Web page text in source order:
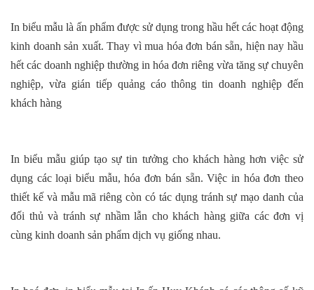
In biểu mẫu là ấn phẩm được sử dụng trong hầu hết các hoạt động
kinh doanh sản xuất. Thay vì mua hóa đơn bán sẵn, hiện nay hầu
hết các doanh nghiệp thường in hóa đơn riêng vừa tăng sự chuyên
nghiệp, vừa gián tiếp quảng cáo thông tin doanh nghiệp đến
khách hàng
In biểu mẫu giúp tạo sự tin tưởng cho khách hàng hơn việc sử
dụng các loại biểu mẫu, hóa đơn bán sẵn. Việc in hóa đơn theo
thiết kế và mẫu mã riêng còn có tác dụng tránh sự mạo danh của
đối thủ và tránh sự nhầm lẫn cho khách hàng giữa các đơn vị
cùng kinh doanh sản phẩm dịch vụ giống nhau.